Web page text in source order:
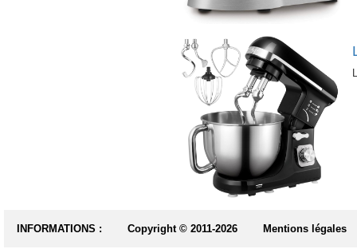
INFORMATIONS : Copyright © 2011-2026 Mentions légales